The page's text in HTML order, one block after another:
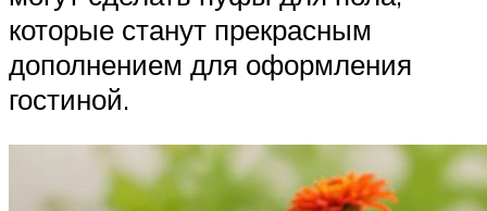
которые станут прекрасным
дополнением для оформления
гостиной.